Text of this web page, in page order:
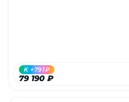
79 190 ₽
K +791₽